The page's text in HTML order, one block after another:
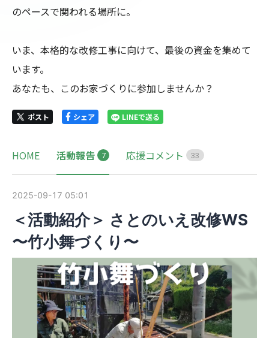
のペースで関われる場所に。
いま、本格的な改修工事に向けて、最後の資金を集めて
います。
あなたも、このお家づくりに参加しませんか？
ポスト シェア LINEで送る
HOME 活動報告 7 応援コメント 33
2025-09-17 05:01
＜活動紹介＞ さとのいえ改修WS
〜竹小舞づくり〜